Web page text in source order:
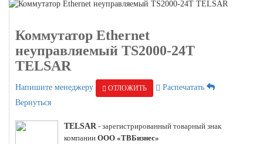
Коммутатор Ethernet
нeуправляемый TS2000-24T
TELSAR
Напишите менеджеру ОТЛОЖИТЬ
Распечатать
Вернуться
TELSAR - зарегистрированный товарный знак
компании ООО «ТВБизнес»